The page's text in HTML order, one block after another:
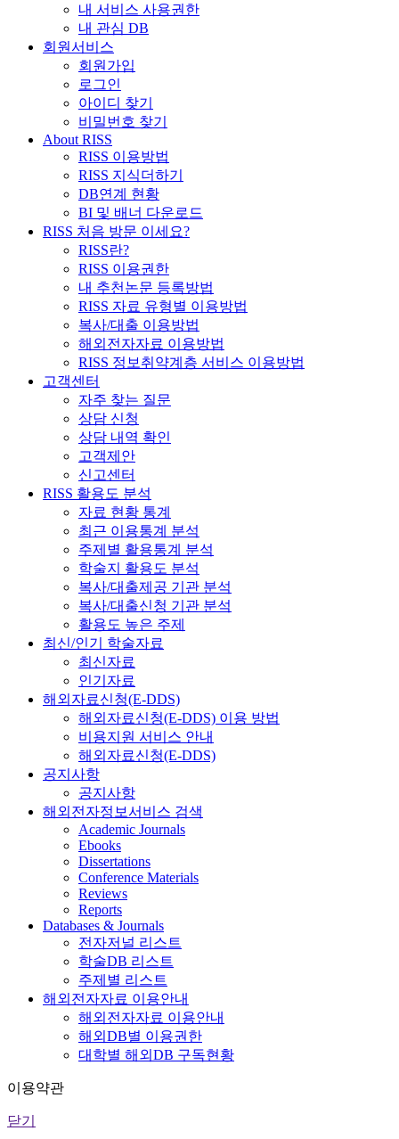
내 서비스 사용권한
내 관심 DB
회원서비스
회원가입
로그인
아이디 찾기
비밀번호 찾기
About RISS
RISS 이용방법
RISS 지식더하기
DB연계 현황
BI 및 배너 다운로드
RISS 처음 방문 이세요?
RISS란?
RISS 이용권한
내 추천논문 등록방법
RISS 자료 유형별 이용방법
복사/대출 이용방법
해외전자자료 이용방법
RISS 정보취약계층 서비스 이용방법
고객센터
자주 찾는 질문
상담 신청
상담 내역 확인
고객제안
신고센터
RISS 활용도 분석
자료 현황 통계
최근 이용통계 분석
주제별 활용통계 분석
학술지 활용도 분석
복사/대출제공 기관 분석
복사/대출신청 기관 분석
활용도 높은 주제
최신/인기 학술자료
최신자료
인기자료
해외자료신청(E-DDS)
해외자료신청(E-DDS) 이용 방법
비용지원 서비스 안내
해외자료신청(E-DDS)
공지사항
공지사항
해외전자정보서비스 검색
Academic Journals
Ebooks
Dissertations
Conference Materials
Reviews
Reports
Databases & Journals
전자저널 리스트
학술DB 리스트
주제별 리스트
해외전자자료 이용안내
해외전자자료 이용안내
해외DB별 이용권한
대학별 해외DB 구독현황
이용약관
닫기